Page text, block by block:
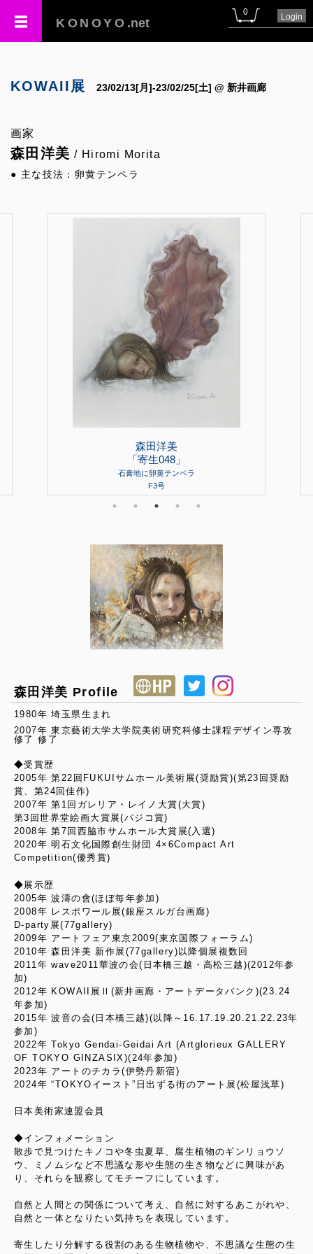
KONOYO .net
0 Login
KOWAII展 23/02/13[月]-23/02/25[土] @ 新井画廊
画家
森田洋美 / Hiromi Morita
● 主な技法：卵黄テンペラ
森田洋美
「寄生048」
石膏地に卵黄テンペラ
F3号
森田洋美 Profile
1980年 埼玉県生まれ
2007年 東京藝術大学大学院美術研究科修士課程デザイン専攻
修了 修了
◆受賞歴
2005年 第22回FUKUIサムホール美術展(奨励賞)(第23回奨励
賞、第24回佳作)
2007年 第1回ガレリア・レイノ大賞(大賞)
第3回世界堂絵画大賞展(パジコ賞)
2008年 第7回西脇市サムホール大賞展(入選)
2020年 明石文化国際創生財団 4×6Compact Art
Competition(優秀賞)
◆展示歴
2005年 波濤の會(ほぼ毎年参加)
2008年 レスポワール展(銀座スルガ台画廊)
D-party展(77gallery)
2009年 アートフェア東京2009(東京国際フォーラム)
2010年 森田洋美 新作展(77gallery)以降個展複数回
2011年 wave2011華波の会(日本橋三越・高松三越)(2012年参
加)
2012年 KOWAII展Ⅱ(新井画廊・アートデータバンク)(23.24
年参加)
2015年 波音の会(日本橋三越)(以降～16.17.19.20.21.22.23年
参加)
2022年 Tokyo Gendai-Geidai Art (Artglorieux GALLERY
OF TOKYO GINZASIX)(24年参加)
2023年 アートのチカラ(伊勢丹新宿)
2024年 “TOKYOイースト”日出ずる街のアート展(松屋浅草)
日本美術家連盟会員
◆インフォメーション
散歩で見つけたキノコや冬虫夏草、腐生植物のギンリョウソ
ウ、ミノムシなど不思議な形や生態の生き物などに興味があ
り、それらを観察してモチーフにしています。
自然と人間との関係について考え、自然に対するあこがれや、
自然と一体となりたい気持ちを表現しています。
寄生したり分解する役割のある生物植物や、不思議な生態の生